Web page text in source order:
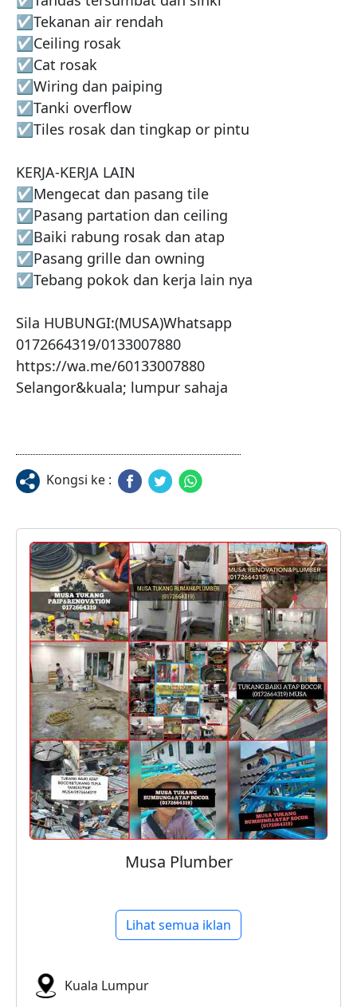
☑️Tekanan air rendah
☑️Ceiling rosak
☑️Cat rosak
☑️Wiring dan paiping
☑️Tanki overflow
☑️Tiles rosak dan tingkap or pintu
KERJA-KERJA LAIN
☑️Mengecat dan pasang tile
☑️Pasang partation dan ceiling
☑️Baiki rabung rosak dan atap
☑️Pasang grille dan owning
☑️Tebang pokok dan kerja lain nya
Sila HUBUNGI:(MUSA)Whatsapp
0172664319/0133007880
https://wa.me/60133007880
Selangor&kuala; lumpur sahaja
Kongsi ke :
Musa Plumber
Lihat semua iklan
Kuala Lumpur